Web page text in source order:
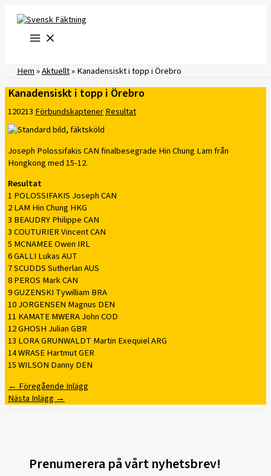
innehåll
Hem»Aktuellt»Kanadensiskt i topp i Örebro
Kanadensiskt i topp i Örebro
120213FörbundskaptenerResultat
Joseph Polossifakis CAN finalbesegrade Hin Chung Lam från
Hongkong med 15-12.
Resultat
1 POLOSSIFAKIS Joseph CAN
2 LAM Hin Chung HKG
3 BEAUDRY Philippe CAN
3 COUTURIER Vincent CAN
5 MCNAMEE Owen IRL
6 GALLI Lukas AUT
7 SCUDDS Sutherlan AUS
8 PEROS Mark CAN
9 GUZENSKI Tywilliam BRA
10 JORGENSEN Magnus DEN
11 KAMATE MWERA John COD
12 GHOSH Julian GBR
13 LORA GRUNWALDT Martin Exequiel ARG
14 WRASE Hartmut GER
15 WILSON Danny DEN
← Föregående Inlägg
Nästa Inlägg →
Prenumerera på vårt nyhetsbrev!